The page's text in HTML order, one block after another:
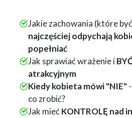
Jakie zachowania (które
najczęściej odpychają
popełniać
Jak sprawiać wrażenie i
atrakcyjnym
Kiedy kobieta mówi "NIE"
co zrobić?
Jak miećKONTROLĘ nad